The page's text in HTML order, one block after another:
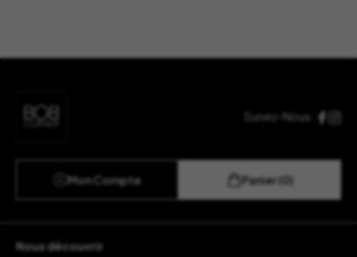
Suivez-Nous :
Mon Compte Panier (0)
Nous découvrir